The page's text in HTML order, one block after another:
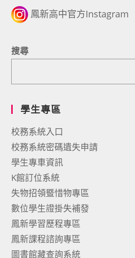
鳳新高中官方Instagram
搜尋
學生專區
校務系統入口
校務系統密碼遺失申請
學生專車資訊
K館訂位系統
失物招領暨惜物專區
數位學生證掛失補發
鳳新學習歷程專區
鳳新課程諮詢專區
圖書館藏查詢系統